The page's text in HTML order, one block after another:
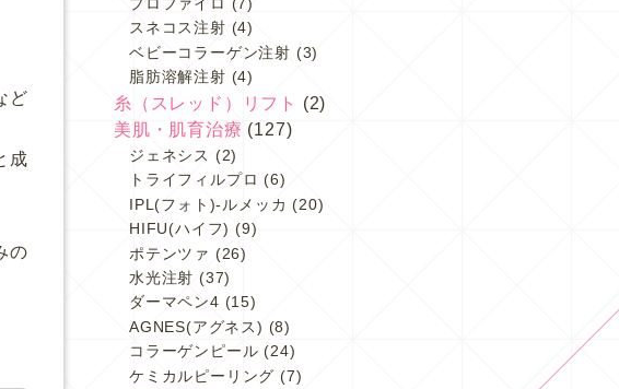
ど
成
の
スネコス注射 (4)
ベビーコラーゲン注射 (3)
脂肪溶解注射 (4)
糸（スレッド）リフト
(2)
美肌・肌育治療 (127)
ジェネシス (2)
トライフィルプロ (6)
IPL(フォト)-ルメッカ (20)
HIFU(ハイフ) (9)
ポテンツァ (26)
水光注射 (37)
ダーマペン4 (15)
AGNES(アグネス) (8)
コラーゲンピール (24)
ケミカルピーリング (7)